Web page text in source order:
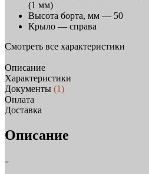
(1 мм)
Высота борта, мм — 50
Крыло — справа
Смотреть все характеристики
Описание
Характеристики
Документы (1)
Оплата
Доставка
Описание